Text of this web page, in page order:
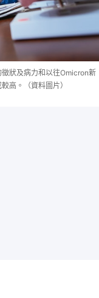
狀及病力和以往Omicron新
高。（資料圖片）